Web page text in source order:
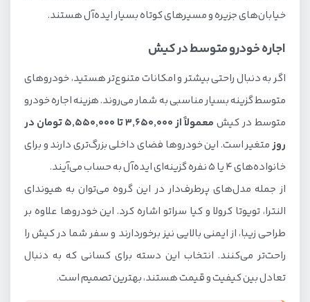
خیابان‌های جزیره و مسیرهای کوتاه بسیار ایده‌آل هستند.
اجاره خودرو متوسط در کیش
اگر به دنبال راحتی بیشتر و امکانات متنوع‌تر هستید، خودروهای
متوسط گزینه بسیار مناسبی به شمار می‌روند. هزینه اجاره خودرو
متوسط در کیش
معمولاً از ۳,۶۵۰,۰۰۰ تا ۵,۵۵۰,۰۰۰ تومان در
روزمتغیر است. این خودروها فضای داخلی بزرگ‌تری دارند و برای
خانواده‌های ۴ یا ۵ نفره گزینه‌ای ایده‌آل به حساب می‌آیند.
از جمله مدل‌های پرطرف‌دار در این گروه می‌توان به هیوندای
النترا، تویوتا کرولا و کیا سراتو اشاره کرد. این خودروها علاوه بر
طراحی زیبا، از ایمنی بالایی نیز برخوردارند و سفر شما در کیش را
راحت‌تر می‌کنند. انتخاب این دسته برای کسانی که به دنبال
تعادل بین کیفیت و قیمت هستند، بهترین تصمیم است.